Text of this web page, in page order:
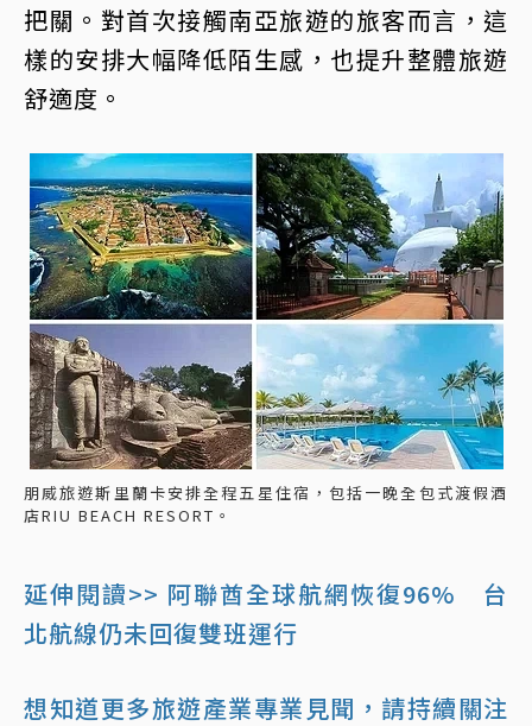
把關。對首次接觸南亞旅遊的旅客而言，這
樣的安排大幅降低陌生感，也提升整體旅遊
舒適度。
朋威旅遊斯里蘭卡安排全程五星住宿，包括一晚全包式渡假酒
店RIU BEACH RESORT。
延伸閱讀>> 阿聯酋全球航網恢復96% 台
北航線仍未回復雙班運行
想知道更多旅遊產業專業見聞，請持續關注